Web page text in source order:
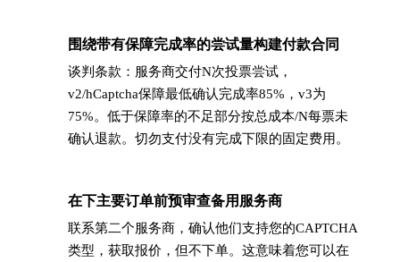
围绕带有保障完成率的尝试量构建付款合同
谈判条款：服务商交付N次投票尝试，
v2/hCaptcha保障最低确认完成率85%，v3为
75%。低于保障率的不足部分按总成本/N每票未
确认退款。切勿支付没有完成下限的固定费用。
在下主要订单前预审查备用服务商
联系第二个服务商，确认他们支持您的CAPTCHA
类型，获取报价，但不下单。这意味着您可以在